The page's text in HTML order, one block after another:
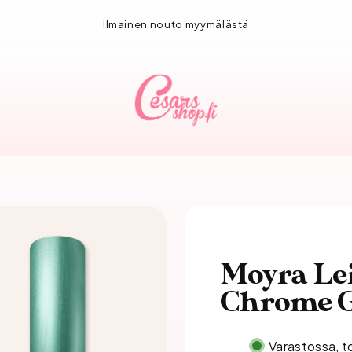
1-3 vuorokauden toimitus!
Moyra
Chrome
Varastossa,